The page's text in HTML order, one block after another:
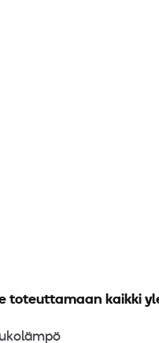
toteuttamaan kaikki